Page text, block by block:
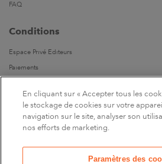
FAQ
Conditions
Espace Privé Editeurs
Paiements
Parrainages
Suivez-nous
En cliquant sur « Accepter tous les
le stockage de cookies sur votre
navigation sur le site, analyser son
nos efforts de marketing.
Paramètres des